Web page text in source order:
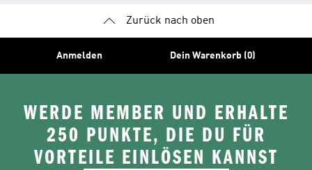
Zurück nach oben
Anmelden Dein Warenkorb (0)
WERDE MEMBER UND ERHALTE
250 PUNKTE, DIE DU FÜR
VORTEILE EINLÖSEN KANNST